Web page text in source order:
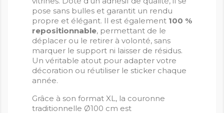
pose sans bulles et garantit un rendu
propre et élégant. Il est également 100 %
repositionnable, permettant de le
déplacer ou le retirer à volonté, sans
marquer le support ni laisser de résidus.
Un véritable atout pour adapter votre
décoration ou réutiliser le sticker chaque
année.
Grâce à son format XL, la couronne
traditionnelle Ø100 cm est